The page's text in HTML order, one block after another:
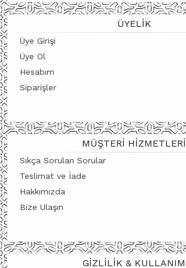
ÜYELIK
Üye Girişi
Üye Ol
Hesabım
Siparişler
MÜŞTERI HIZMETLERI
Sıkça Sorulan Sorular
Teslimat ve İade
Hakkımızda
Bize Ulaşın
GIZLILIK & KULLANIM